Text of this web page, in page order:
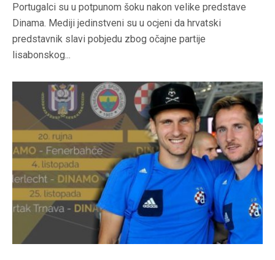
Portugalci su u potpunom šoku nakon velike predstave
Dinama. Mediji jedinstveni su u ocjeni da hrvatski
predstavnik slavi pobjedu zbog očajne partije
lisabonskog...